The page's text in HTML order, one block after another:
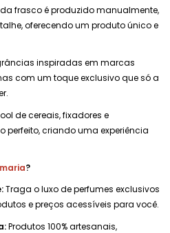
frasco é produzido manualmente,
oferecendo um produto único e
inspiradas em marcas
com um toque exclusivo que só a
de cereais, fixadores e
perfeito, criando uma experiência
?
Traga o luxo de perfumes exclusivos
e preços acessíveis para você.
Produtos 100% artesanais,